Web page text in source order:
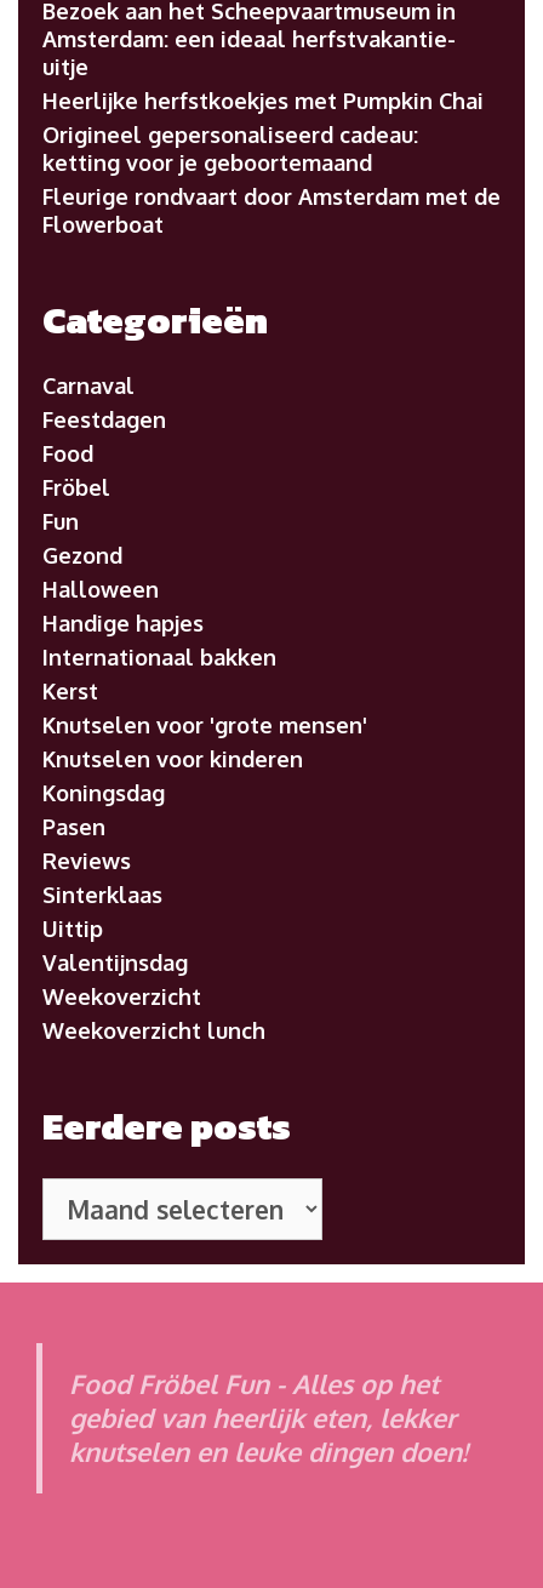
Bezoek aan het Scheepvaartmuseum in
Amsterdam: een ideaal herfstvakantie-
uitje
Heerlijke herfstkoekjes met Pumpkin Chai
Origineel gepersonaliseerd cadeau:
ketting voor je geboortemaand
Fleurige rondvaart door Amsterdam met de
Flowerboat
Categorieën
Carnaval
Feestdagen
Food
Fröbel
Fun
Gezond
Halloween
Handige hapjes
Internationaal bakken
Kerst
Knutselen voor 'grote mensen'
Knutselen voor kinderen
Koningsdag
Pasen
Reviews
Sinterklaas
Uittip
Valentijnsdag
Weekoverzicht
Weekoverzicht lunch
Eerdere posts
posts
Food Fröbel Fun - Alles op het
gebied van heerlijk eten, lekker
knutselen en leuke dingen doen!